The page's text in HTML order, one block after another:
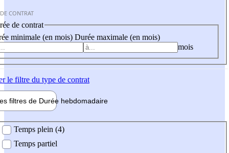
CONTRAT
de contrat
minimale (en mois) Durée maximale (en mois)
mois
le filtre du type de contrat
filtres de Durée hebdomadaire
Temps plein (4)
Temps partiel